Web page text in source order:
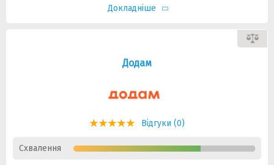
Докладніше
Додам
Відгуки (0)
Схвалення